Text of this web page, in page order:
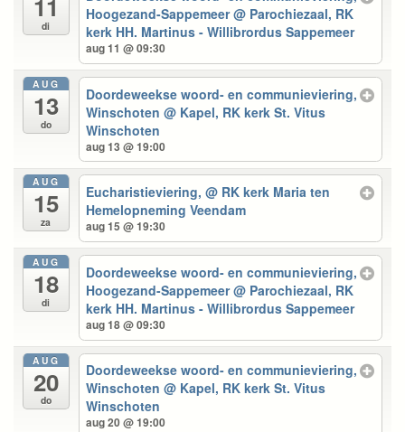
11
di
Hoogezand-Sappemeer@ Parochiezaal, RK
kerk HH. Martinus - Willibrordus Sappemeer
aug 11 @ 09:30
AUG
13
do
Doordeweekse woord- en communieviering,
Winschoten@ Kapel, RK kerk St. Vitus
Winschoten
aug 13 @ 19:00
AUG
15
za
Eucharistieviering,@ RK kerk Maria ten
Hemelopneming Veendam
aug 15 @ 19:30
AUG
18
di
Doordeweekse woord- en communieviering,
Hoogezand-Sappemeer@ Parochiezaal, RK
kerk HH. Martinus - Willibrordus Sappemeer
aug 18 @ 09:30
AUG
20
do
Doordeweekse woord- en communieviering,
Winschoten@ Kapel, RK kerk St. Vitus
Winschoten
aug 20 @ 19:00